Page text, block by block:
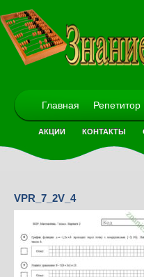
Главная
АКЦИИ КОНТАКТЫ
VPR_7_2V_4